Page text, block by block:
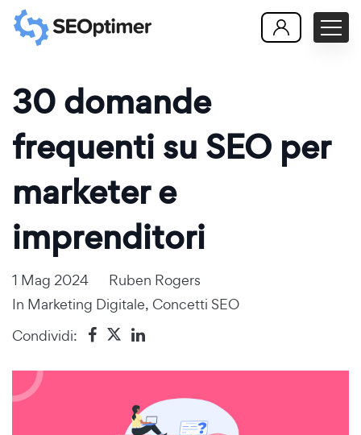
30 domande
frequenti su SEO per
marketer e
imprenditori
1 Mag 2024
Ruben Rogers
In Marketing Digitale, Concetti SEO
Condividi: